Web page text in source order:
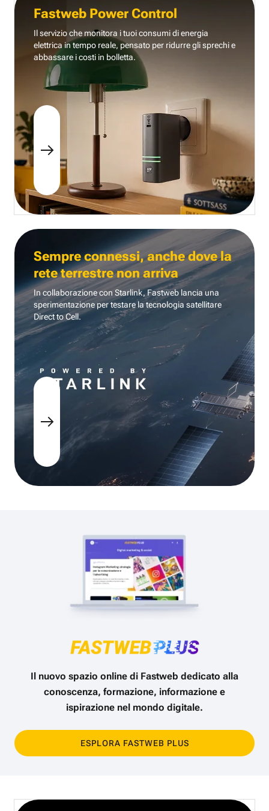
Fastweb Power Control
Il servizio che monitora i tuoi consumi di energia
elettrica in tempo reale, pensato per ridurre gli sprechi e
abbassare i costi in bolletta.
Sempre connessi, anche dove la
rete terrestre non arriva
In collaborazione con Starlink, Fastweb lancia una
sperimentazione per testare la tecnologia satellitare
Direct to Cell.
Il nuovo spazio online di Fastweb dedicato alla
conoscenza, formazione, informazione e
ispirazione nel mondo digitale.
ESPLORA FASTWEB PLUS